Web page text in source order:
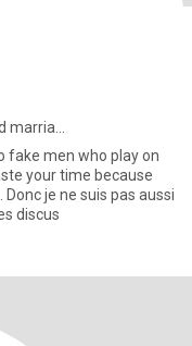
fake men who play on
your time because
discus